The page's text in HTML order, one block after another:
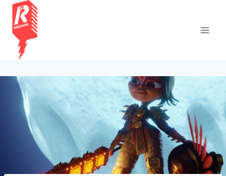
Saltar
contenido